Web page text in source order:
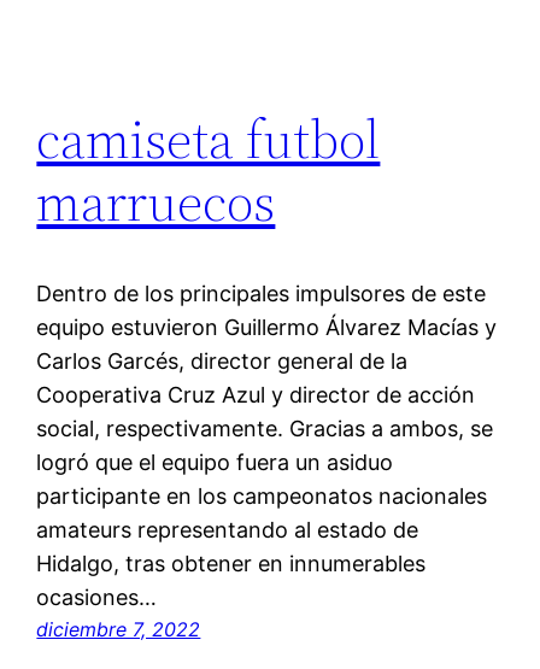
camiseta futbol
marruecos
Dentro de los principales impulsores de este
equipo estuvieron Guillermo Álvarez Macías y
Carlos Garcés, director general de la
Cooperativa Cruz Azul y director de acción
social, respectivamente. Gracias a ambos, se
logró que el equipo fuera un asiduo
participante en los campeonatos nacionales
amateurs representando al estado de
Hidalgo, tras obtener en innumerables
ocasiones…
diciembre 7, 2022